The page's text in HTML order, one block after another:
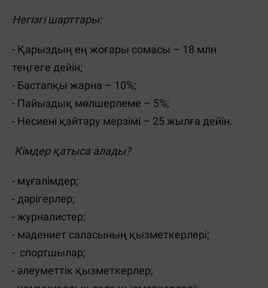
Негізгі шарттары:
- Қарыздың ең жоғары сомасы – 18 млн
теңгеге дейін;
- Бастапқы жарна – 10%;
- Пайыздық мөлшерлеме – 5%;
- Несиені қайтару мерзімі – 25 жылға дейін.
Кімдер қатыса алады?
- мұғалімдер;
- дәрігерлер;
- журналистер;
- мәдениет саласының қызметкерлері;
- спортшылар;
- әлеуметтік қызметкерлер;